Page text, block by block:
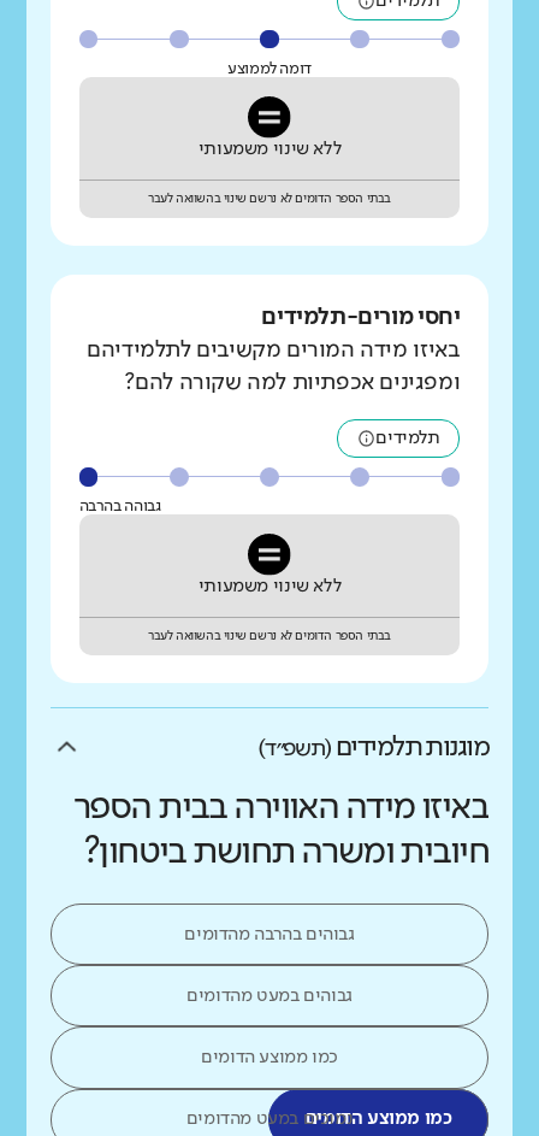
דומה לממוצע
ללא שינוי משמעותי
בבתי הספר הדומים לא נרשם שינוי בהשוואה לעבר
יחסי מורים-תלמידים
באיזו מידה המורים מקשיבים לתלמידיהם
ומפגינים אכפתיות למה שקורה להם?
תלמידים
גבוהה בהרבה
ללא שינוי משמעותי
בבתי הספר הדומים לא נרשם שינוי בהשוואה לעבר
מוגנות תלמידים (תשפ״ד)
באיזו מידה האווירה בבית הספר
חיובית ומשרה תחושת ביטחון?
גבוהים בהרבה מהדומים
גבוהים במעט מהדומים
כמו ממוצע הדומים
כמו ממוצע הדומיםנמוכים במעט מהדומים